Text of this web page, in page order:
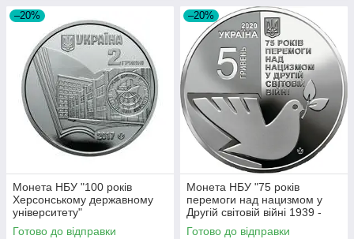
–20%
Монета НБУ "100 років
Херсонському державному
університету"
Готово до відправки
–20%
Монета НБУ "75 років
перемоги над нацизмом у
Другій світовій війні 1939 -
1945 років"
Готово до відправки